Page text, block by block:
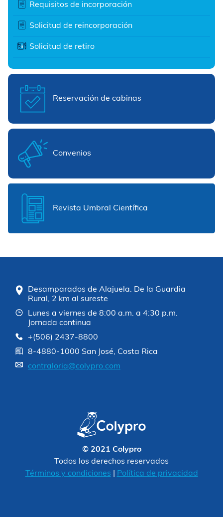
Requisitos de incorporación
Solicitud de reincorporación
Solicitud de retiro
Reservación de cabinas
Convenios
Revista Umbral Científica
Desamparados de Alajuela. De la Guardia
Rural, 2 km al sureste
Lunes a viernes de 8:00 a.m. a 4:30 p.m.
Jornada continua
+(506) 2437-8800
8-4880-1000 San José, Costa Rica
contraloria@colypro.com
© 2021 Colypro
Todos los derechos reservados
Términos y condiciones
Política de privacidad